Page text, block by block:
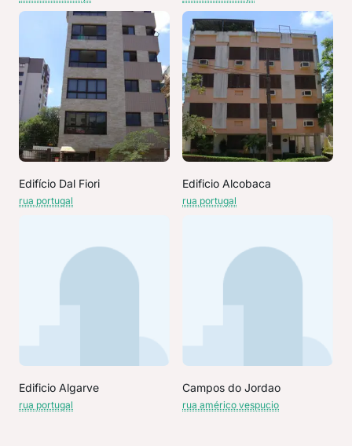
Edifício Dal Fiori
rua portugal
Edificio Alcobaca
rua portugal
Edificio Algarve
rua portugal
Campos do Jordao
rua américo vespucio